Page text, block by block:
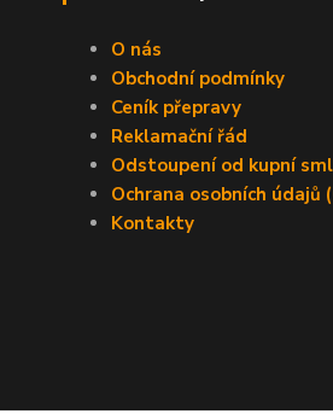
O nás
Obchodní podmínky
Ceník přepravy
Reklamační řád
Odstoupení od kupní
Ochrana osobních údajů
Kontakty